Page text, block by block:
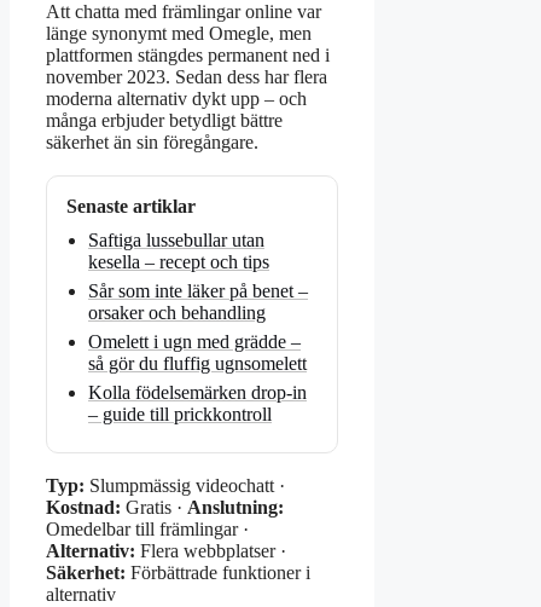
Att chatta med främlingar online var
länge synonymt med Omegle, men
plattformen stängdes permanent ned i
november 2023. Sedan dess har flera
moderna alternativ dykt upp – och
många erbjuder betydligt bättre
säkerhet än sin föregångare.
Senaste artiklar
Saftiga lussebullar utan
kesella – recept och tips
Sår som inte läker på benet –
orsaker och behandling
Omelett i ugn med grädde –
så gör du fluffig ugnsomelett
Kolla födelsemärken drop-in
– guide till prickkontroll
Typ: Slumpmässig videochatt ·
Kostnad: Gratis · Anslutning:
Omedelbar till främlingar ·
Alternativ: Flera webbplatser ·
Säkerhet: Förbättrade funktioner i
alternativ